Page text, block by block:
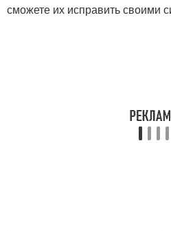
сможете их исправить своими